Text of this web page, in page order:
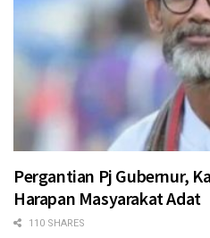
Pergantian Pj Gubernur,
Harapan Masyarakat Adat
110 SHARES